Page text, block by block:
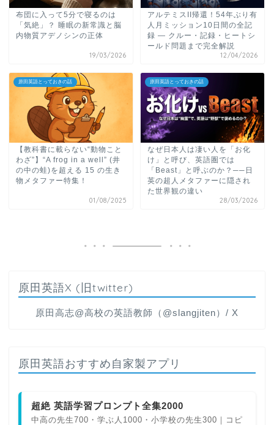
布団に入って5分で寝るのは
「気絶」？ 睡眠の新常識と脳
内物質アデノシンの正体
19/03/2026
アルテミスII帰還！54年ぶり有
人月ミッション10日間の全記
録 ― クルー・記録・ヒートシ
ールド問題まで完全解説
12/04/2026
原田英語とっておきの話
【教科書に載らない“動物こと
わざ”】“A frog in a well” (井
の中の蛙)を超える 15 の生き
物メタファー特集！
01/08/2025
原田英語とっておきの話
なぜ日本人は凄い人を「お化
け」と呼び、英語圏では
「Beast」と呼ぶのか？──日
英の超人メタファーに隠され
た世界観の違い
28/03/2026
原田英語X (旧twitter)
原田高志@高校の英語教師（@slangjiten）/ X
原田英語おすすめ自家製アプリ
超絶 英語学習プロンプト全集2000
中高の先生700・学ぶ人1000・小学校の先生300｜コピ